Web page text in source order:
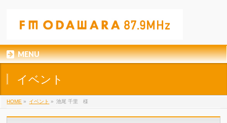
MENU
イベント
HOME » イベント » 池尾 千里 様